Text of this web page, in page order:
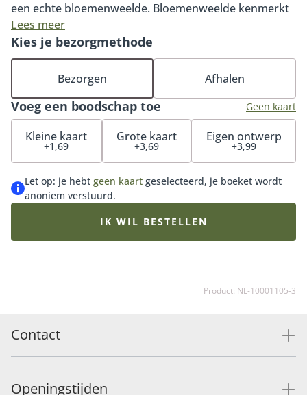
een echte bloemenweelde. Bloemenweelde kenmerkt
zich door de opvallende en elegante Delphinium, de
leuke Craspedia (gele bolletje) en mooie gerbera. Een
leuk en eigentijds boeket waarmee je iedereen een
plezier doet. Tip: bestel onze bijpassende vaas en
maak de verrassing compleet. Iemand echt
verwennen? Onze luxueuze bonbons en heerlijke
chocolade zijn het perfecte cadeau voor bij je boeket.
Lees meer
Voeg een boodschap toe Geen kaart
Kleine kaart
+1,69
Grote kaart
+3,69
Eigen ontwerp
+3,99
Let op: je hebt geen kaart geselecteerd, je boeket wordt
anoniem verstuurd.
Kies je bezorgmethode
Bezorgen Afhalen
IK WIL BESTELLEN
Product: NL-10001105-3
Contact
Openingstijden